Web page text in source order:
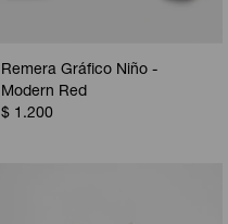
Remera Gráfico Niño -
Modern Red
$ 1.200